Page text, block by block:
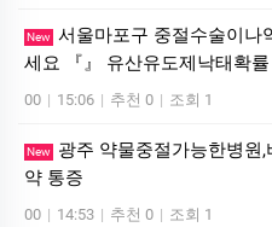
New 서울마포구 중절수술이나
세요 『』 유산유도제낙태확률
00 | 15:06 | 추천 0 | 조회 1
New
광주 약물중절가능한병원
약 통증
00 | 14:53 | 추천 0 | 조회 1